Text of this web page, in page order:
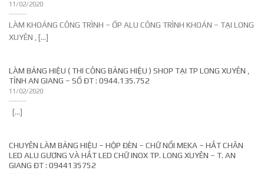
11/02/2020
LÀM KHOÁNG CÔNG TRÌNH – ỐP ALU CÔNG TRÌNH KHOÁN – TẠI LONG
XUYÊN , [...]
LÀM BẢNG HIỆU ( THI CÔNG BẢNG HIỆU ) SHOP TẠI TP LONG XUYÊN ,
TỈNH AN GIANG – SỐ ĐT : 0944.135.752
11/02/2020
[...]
CHUYÊN LÀM BẢNG HIỆU – HỘP ĐÈN – CHỮ NỔI MEKA – HẮT CHÂN
LED ALU GƯƠNG VÀ HẮT LED CHỮ INOX TP. LONG XUYÊN – T. AN
GIANG ĐT : 0944135752